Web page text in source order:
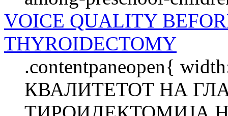
VOICE QUALITY
THYROIDECTOMY
.contentpaneopen{
КВАЛИТЕТОТ НА